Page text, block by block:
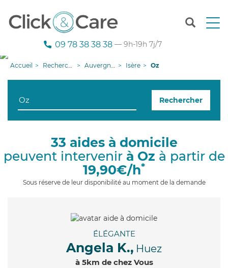
T
n
g
i
09 78 38 38 38 — 9h-19h 7j/7
Accueil Recherche aide à domicile Auvergne-Rhône-Alpes Isère Oz
Rechercher
33 aides à domicile
peuvent intervenir à Oz à partir de
19,90€/h*
Sous réserve de leur disponibilité au moment de la demande
ÉLÉGANTE
Angela K., Huez
à 5km de chez Vous